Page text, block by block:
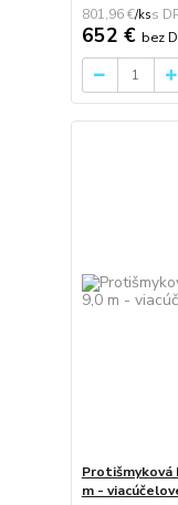
801,96 €/ks
652 € bez
Protišmyková
m -